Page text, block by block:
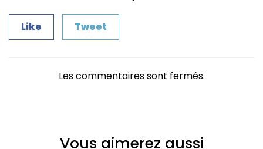
Like Tweet
Les commentaires sont fermés.
Vous aimerez aussi